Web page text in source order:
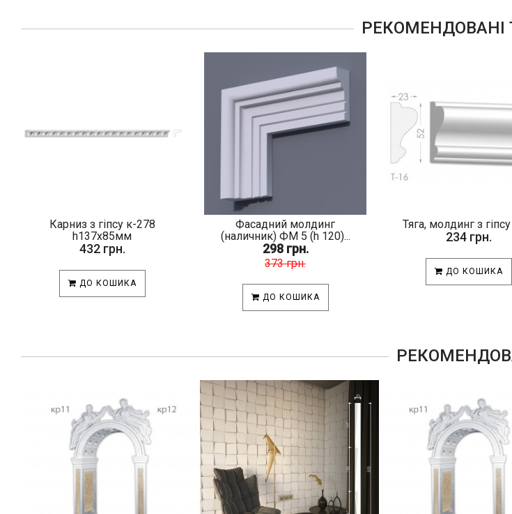
РЕКОМЕНДОВАНІ
Карниз з гіпсу к-278
h137х85мм
432 грн.
ДО КОШИКА
Фасадний молдинг
(наличник) ФМ 5 (h 120)...
298 грн.
373 грн.
ДО КОШИКА
Тяга, молдинг з
234 грн.
ДО КОШИКА